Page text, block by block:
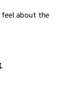
about the